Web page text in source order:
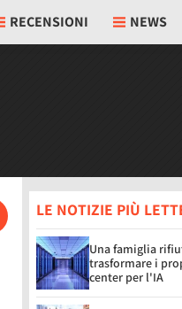
RECENSIONI NEWS
LE NOTIZIE PIÙ
Una famiglia
trasformare i
center per l'IA